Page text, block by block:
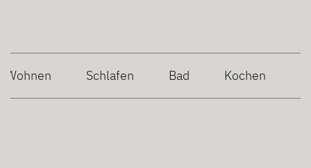
Wohnen Schlafen Bad Kochen